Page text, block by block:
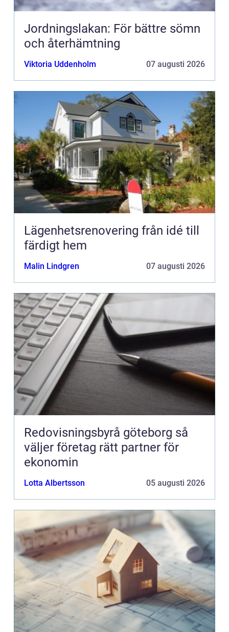
Jordningslakan: För bättre sömn
och återhämtning
Viktoria Uddenholm 07 augusti 2026
Lägenhetsrenovering från idé till
färdigt hem
Malin Lindgren 07 augusti 2026
Redovisningsbyrå göteborg så
väljer företag rätt partner för
ekonomin
Lotta Albertsson 05 augusti 2026